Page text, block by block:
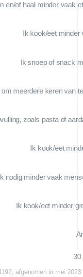
30
afgenomen in mei 2023
en/of haal minder vaak
Ik kook/eet minder
Ik snoep of snack
meerdere keren van
zoals pasta of
Ik kook/eet
nodig minder vaak
Ik kook/eet minder